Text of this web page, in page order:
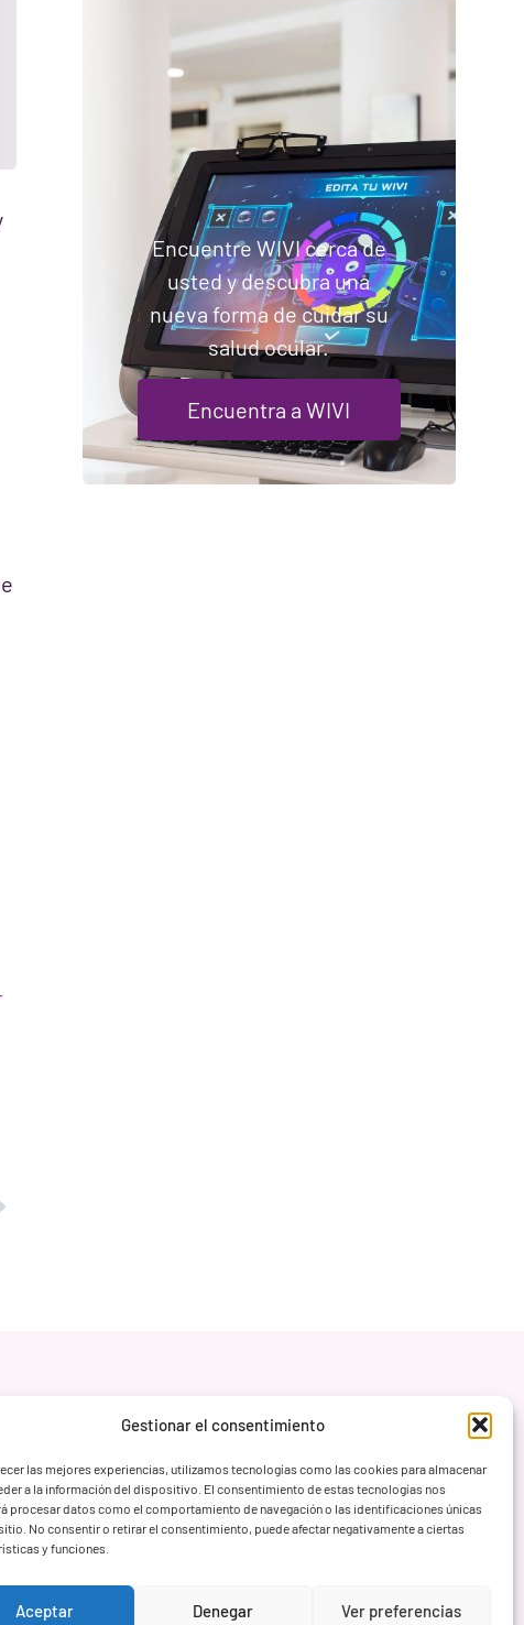
Gestionar el consentimiento
las mejores experiencias, utilizamos tecnologías como las cookies para almacenar
a la información del dispositivo. El consentimiento de estas tecnologías nos
procesar datos como el comportamiento de navegación o las identificaciones únicas
No consentir o retirar el consentimiento, puede afectar negativamente a ciertas
y funciones.
Aceptar Denegar Ver preferencias
Encuentre WIVI cerca de
usted y descubra una
nueva forma de cuidar su
salud ocular.
Encuentra a WIVI